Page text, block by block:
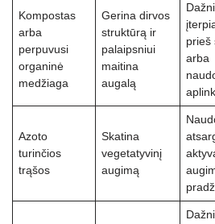
Kompostas
arba
perpuvusi
organinė
medžiaga
Gerina dirvos
struktūrą ir
palaipsniui
maitina
augalą
prieš
arba
Azoto
turinčios
trąšos
Skatina
vegetatyvinį
augimą